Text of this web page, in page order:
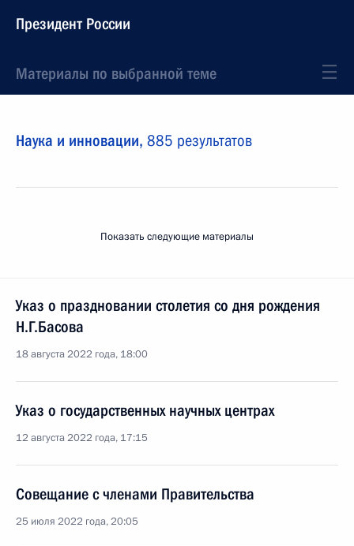
Президент России
Материалы по выбранной теме
Наука и инновации, 885 результатов
Показать следующие материалы
Указ о праздновании столетия со дня рождения
Н.Г.Басова
18 августа 2022 года, 18:00
Указ о государственных научных центрах
12 августа 2022 года, 17:15
Совещание с членами Правительства
25 июля 2022 года, 20:05